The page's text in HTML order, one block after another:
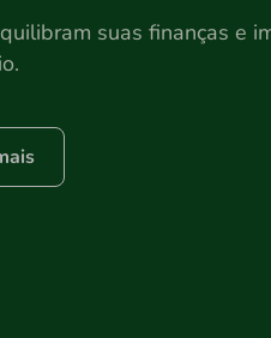
suas finanças e